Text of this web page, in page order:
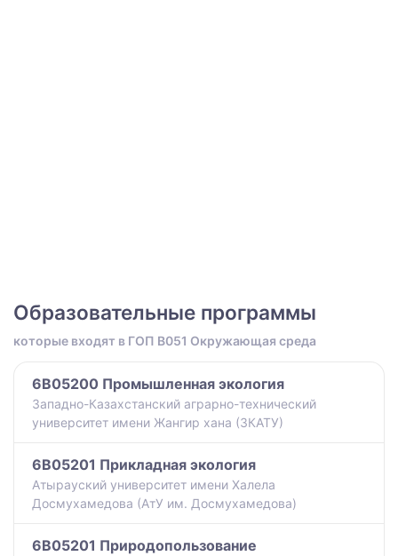
Образовательные программы
которые входят в ГОП B051 Окружающая среда
6B05200 Промышленная экология
Западно-Казахстанский аграрно-технический
университет имени Жангир хана (ЗКАТУ)
6B05201 Прикладная экология
Атырауский университет имени Халела
Досмухамедова (АтУ им. Досмухамедова)
6B05201 Природопользование